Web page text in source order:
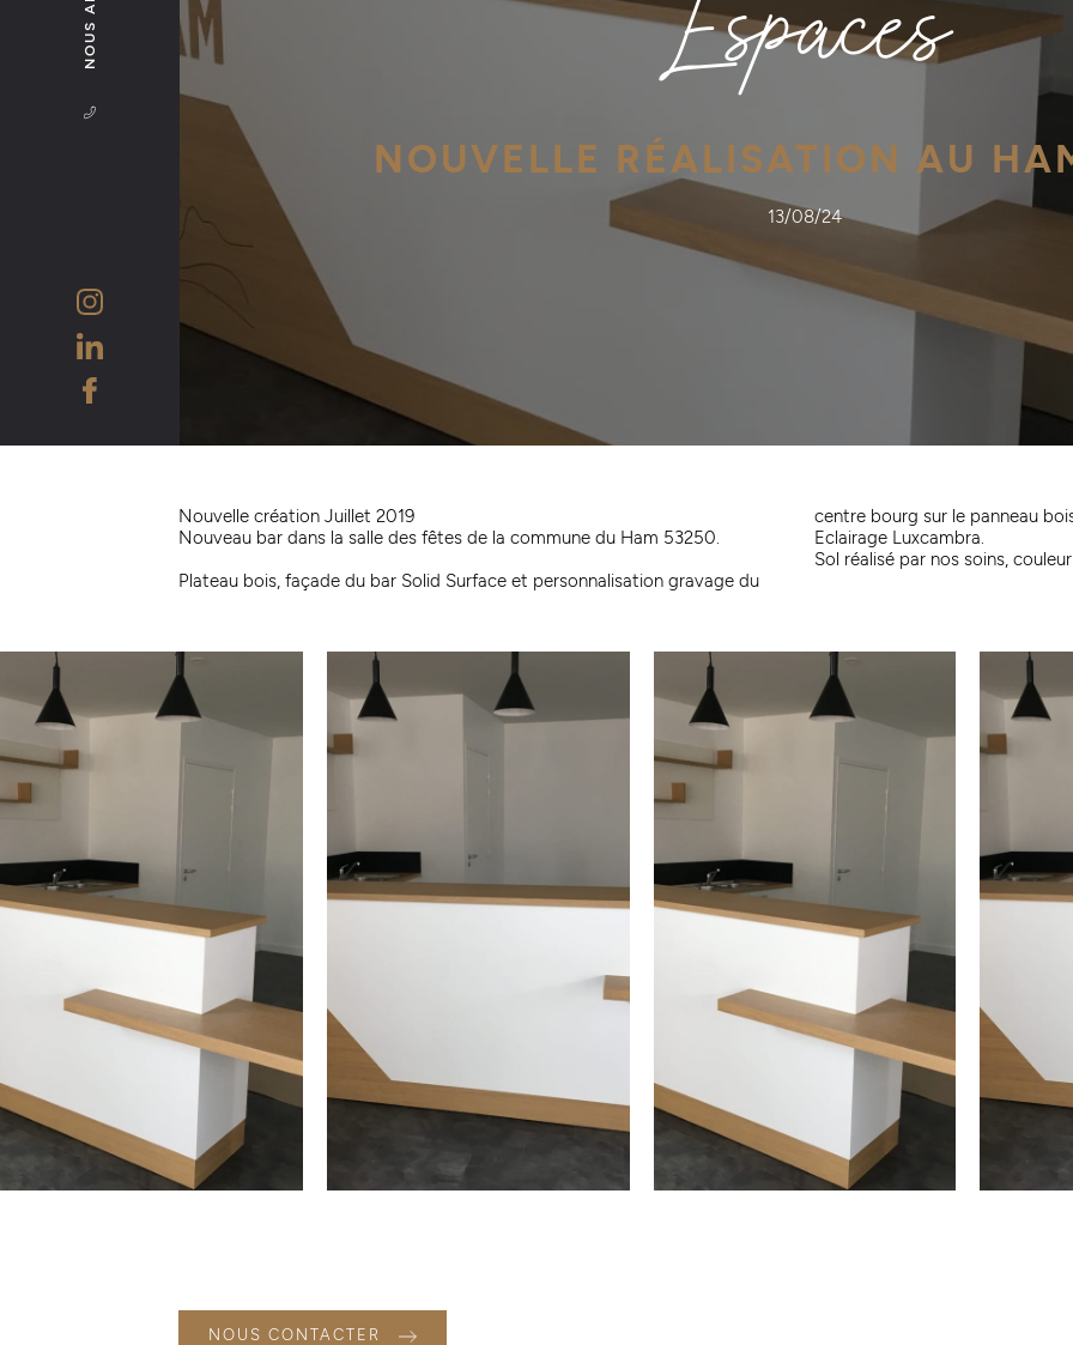
NOUVELLE RÉALISATION AU
13/08/24
Nouvelle création Juillet 2019
Nouveau bar dans la salle des fêtes de la commune du Ham 53250.
Plateau bois, façade du bar Solid Surface et personnalisation gravage du
centre bourg sur le panneau
Eclairage Luxcambra.
Sol réalisé par nos soins,
NOUS CONTACTER